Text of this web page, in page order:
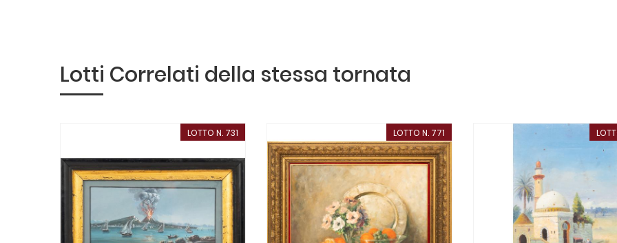
Lotti Correlati della stessa tornata
LOTTO N. 731 LOTTO N. 771